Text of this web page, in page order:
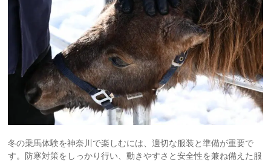
冬の乗馬体験を神奈川で楽しむには、適切な服装と準備が重要で
す。防寒対策をしっかり行い、動きやすさと安全性を兼ね備えた服